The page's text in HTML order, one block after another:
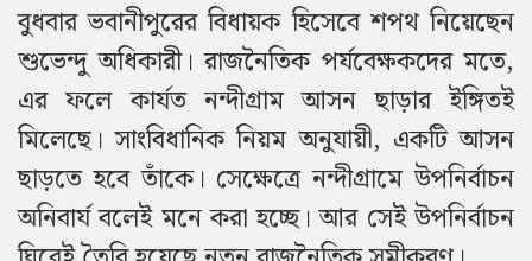
বুধবার ভবানীপুরের বিধায়ক হিসেবে শপথ নিয়েছেন
শুভেন্দু অধিকারী। রাজনৈতিক পর্যবেক্ষকদের মতে,
এর ফলে কার্যত নন্দীগ্রাম আসন ছাড়ার ইঙ্গিতই
মিলেছে। সাংবিধানিক নিয়ম অনুযায়ী, একটি আসন
ছাড়তে হবে তাঁকে। সেক্ষেত্রে নন্দীগ্রামে উপনির্বাচন
অনিবার্য বলেই মনে করা হচ্ছে। আর সেই উপনির্বাচন